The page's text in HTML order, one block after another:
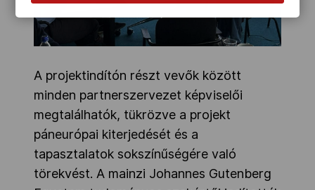
A projektindítón részt vevők között
minden partnerszervezet képviselői
megtalálhatók, tükrözve a projekt
páneurópai kiterjedését és a
tapasztalatok sokszínűségére való
törekvést. A mainzi Johannes Gutenberg